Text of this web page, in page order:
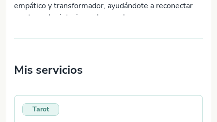
empático y transformador, ayudándote a reconectar
con tu poder interior y alcanzar la paz que mereces.
potencial y guiarte hacia una vida plena y equilibrada!
Mis servicios
Tarot